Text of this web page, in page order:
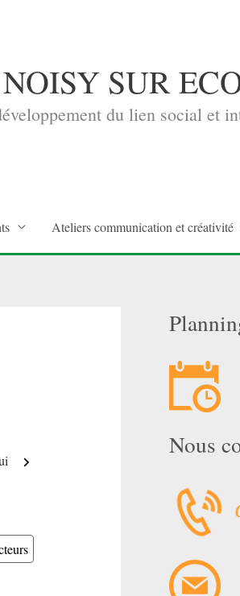
SUR
du lien social et
Ateliers communication et créativité
Suivant
Nous